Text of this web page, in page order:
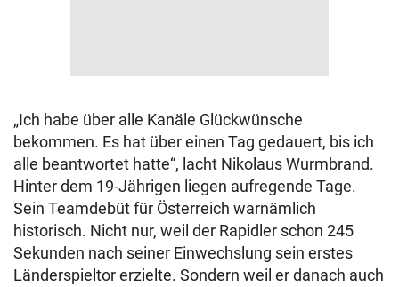
„Ich habe über alle Kanäle Glückwünsche
bekommen. Es hat über einen Tag gedauert, bis ich
alle beantwortet hatte“, lacht Nikolaus Wurmbrand.
Hinter dem 19-Jährigen liegen aufregende Tage.
Sein Teamdebüt für Österreich warnämlich
historisch. Nicht nur, weil der Rapidler schon 245
Sekunden nach seiner Einwechslung sein erstes
Länderspieltor erzielte. Sondern weil er danach auch